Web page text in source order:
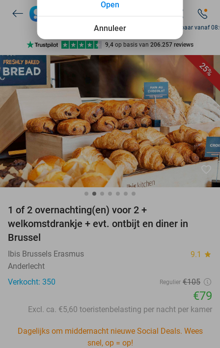
7 dagen per week beschikbaar
10+ miljoen leden
9,4 op basis van 206.257 reviews
Ontdek 15.000+ deals
7 dagen per week beschikbaar
10+ miljoen leden
Bereikbaar vanaf
25%
favorite_border
1 of 2 overnachting(en) voor 2 +
welkomstdrankje + evt. ontbijt en diner in
Brussel
Ibis Brussels Erasmus 9.1 star
Anderlecht
Verkocht: 350
Regulier €105
€79
Excl. ca. €5,60 toeristenbelasting per nacht per kamer
Dagelijks om middernacht nieuwe Social Deals. Wees
snel, op = op!
Annuleer
Open